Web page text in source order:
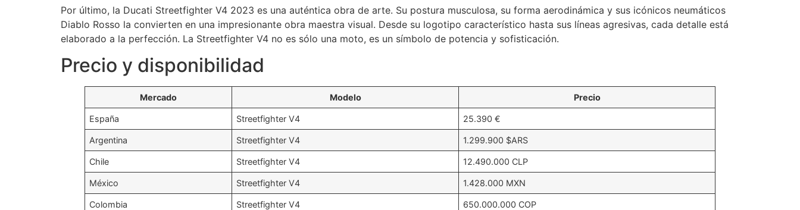
Por último, la Ducati Streetfighter V4 2023 es una auténtica obra de arte. Su postura musculosa, su forma aerodinámica y sus icónicos neumáticos
Diablo Rosso la convierten en una impresionante obra maestra visual. Desde su logotipo característico hasta sus líneas agresivas, cada detalle está
elaborado a la perfección. La Streetfighter V4 no es sólo una moto, es un símbolo de potencia y sofisticación.
Precio y disponibilidad
Mercado Modelo Precio
España Streetfighter V4 25.390 €
Argentina Streetfighter V4 1.299.900 $ARS
Chile Streetfighter V4 12.490.000 CLP
México Streetfighter V4 1.428.000 MXN
Colombia Streetfighter V4 650.000.000 COP